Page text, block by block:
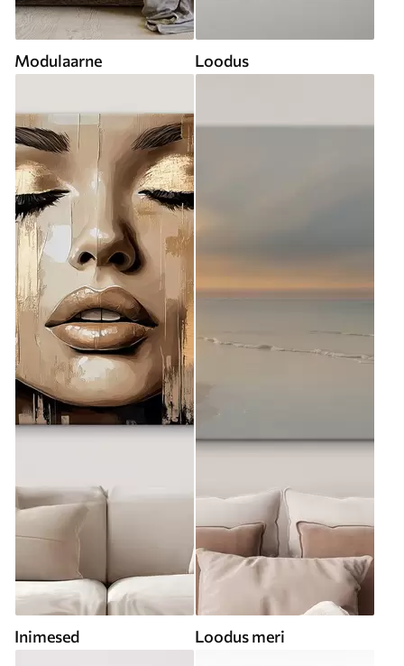
Modulaarne Loodus
Inimesed Loodus meri